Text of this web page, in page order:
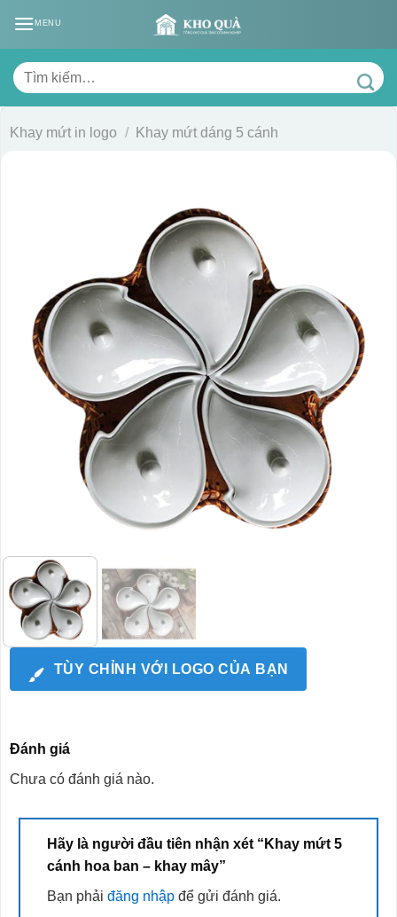
MENU
Tìm
kiếm:
Khay mứt in logo / Khay mứt dáng 5 cánh
TÙY CHỈNH VỚI LOGO CỦA BẠN
Đánh giá
Chưa có đánh giá nào.
Hãy là người đầu tiên nhận xét “Khay mứt 5
cánh hoa ban – khay mây”
Bạn phải đăng nhậpđể gửi đánh giá.